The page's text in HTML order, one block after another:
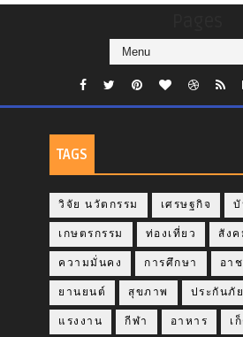
TAGS
วิจัย นวัตกรรม เศรษฐกิจ บั
เกษตรกรรม ท่องเที่ยว สังค
ความมั่นคง การศึกษา อา
ยานยนต์ สุขภาพ ประกันภัย
แรงงาน กีฬา อาหาร เ